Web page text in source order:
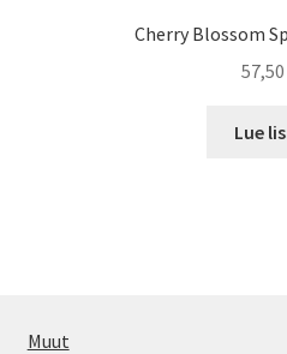
Cherry Blossom
57,50
Lue
Muut